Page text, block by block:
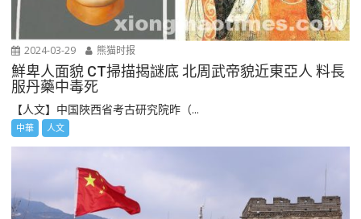
2024-03-29 熊猫时报
鮮卑人面貌 CT掃描揭謎底 北周武帝貌近東亞人 料長
服丹藥中毒死
【人文】中国陜西省考古研究院昨（...
中華 人文